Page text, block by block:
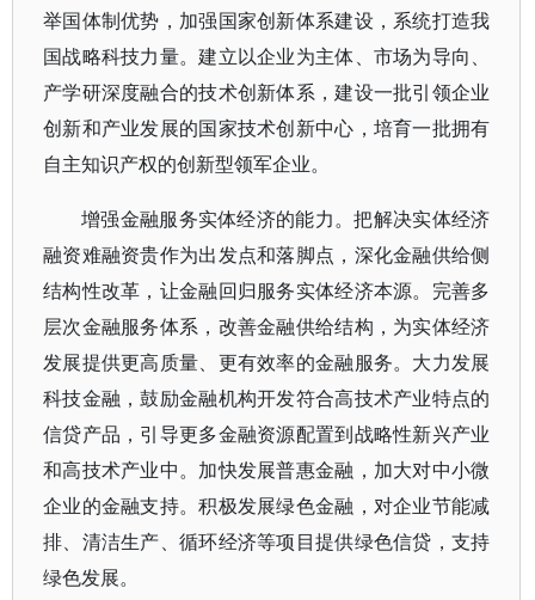
举国体制优势，加强国家创新体系建设，系统打造我
国战略科技力量。建立以企业为主体、市场为导向、
产学研深度融合的技术创新体系，建设一批引领企业
创新和产业发展的国家技术创新中心，培育一批拥有
自主知识产权的创新型领军企业。
增强金融服务实体经济的能力。把解决实体经济
融资难融资贵作为出发点和落脚点，深化金融供给侧
结构性改革，让金融回归服务实体经济本源。完善多
层次金融服务体系，改善金融供给结构，为实体经济
发展提供更高质量、更有效率的金融服务。大力发展
科技金融，鼓励金融机构开发符合高技术产业特点的
信贷产品，引导更多金融资源配置到战略性新兴产业
和高技术产业中。加快发展普惠金融，加大对中小微
企业的金融支持。积极发展绿色金融，对企业节能减
排、清洁生产、循环经济等项目提供绿色信贷，支持
绿色发展。